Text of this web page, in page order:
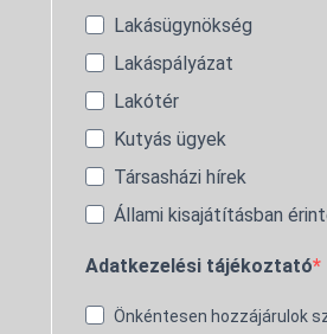
Lakásügynökség
Lakáspályázat
Lakótér
Kutyás ügyek
Társasházi hírek
Állami kisajátításban
Adatkezelési tájékoztató
Önkéntesen hozzájárulok